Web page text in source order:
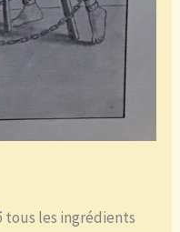
tous les ingrédients